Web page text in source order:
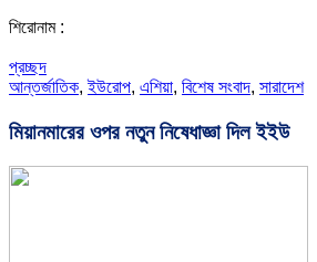
শিরোনাম :
প্রচ্ছদ
আন্তর্জাতিক,ইউরোপ, এশিয়া, বিশেষ সংবাদ, সারাদেশ
মিয়ানমারের ওপর নতুন নিষেধাজ্ঞা দিল ইইউ